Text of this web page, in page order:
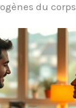
du corps